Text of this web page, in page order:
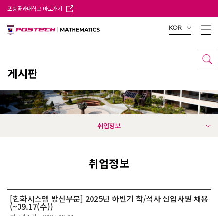
포항공과대학교 바로가기
KOR
게시판
취업정보
취업정보
[한화시스템 방산부문] 2025년 하반기 학/석사 신입사원 채용
(~09.17(수))